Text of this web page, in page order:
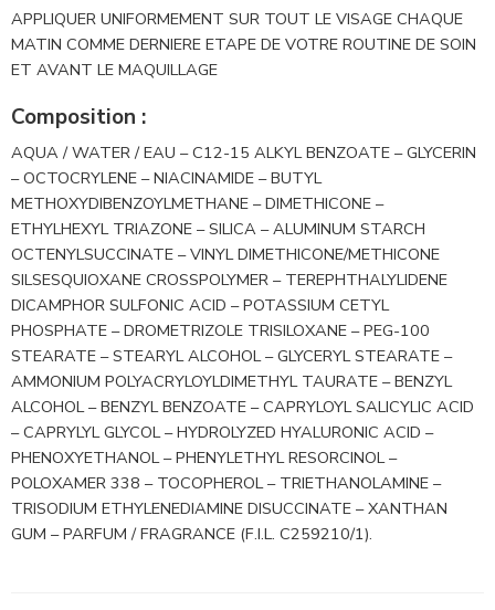
APPLIQUER UNIFORMEMENT SUR TOUT LE VISAGE CHAQUE
MATIN COMME DERNIERE ETAPE DE VOTRE ROUTINE DE SOIN
ET AVANT LE MAQUILLAGE
Composition :
AQUA / WATER / EAU – C12-15 ALKYL BENZOATE – GLYCERIN
– OCTOCRYLENE – NIACINAMIDE – BUTYL
METHOXYDIBENZOYLMETHANE – DIMETHICONE –
ETHYLHEXYL TRIAZONE – SILICA – ALUMINUM STARCH
OCTENYLSUCCINATE – VINYL DIMETHICONE/METHICONE
SILSESQUIOXANE CROSSPOLYMER – TEREPHTHALYLIDENE
DICAMPHOR SULFONIC ACID – POTASSIUM CETYL
PHOSPHATE – DROMETRIZOLE TRISILOXANE – PEG-100
STEARATE – STEARYL ALCOHOL – GLYCERYL STEARATE –
AMMONIUM POLYACRYLOYLDIMETHYL TAURATE – BENZYL
ALCOHOL – BENZYL BENZOATE – CAPRYLOYL SALICYLIC ACID
– CAPRYLYL GLYCOL – HYDROLYZED HYALURONIC ACID –
PHENOXYETHANOL – PHENYLETHYL RESORCINOL –
POLOXAMER 338 – TOCOPHEROL – TRIETHANOLAMINE –
TRISODIUM ETHYLENEDIAMINE DISUCCINATE – XANTHAN
GUM – PARFUM / FRAGRANCE (F.I.L. C259210/1).